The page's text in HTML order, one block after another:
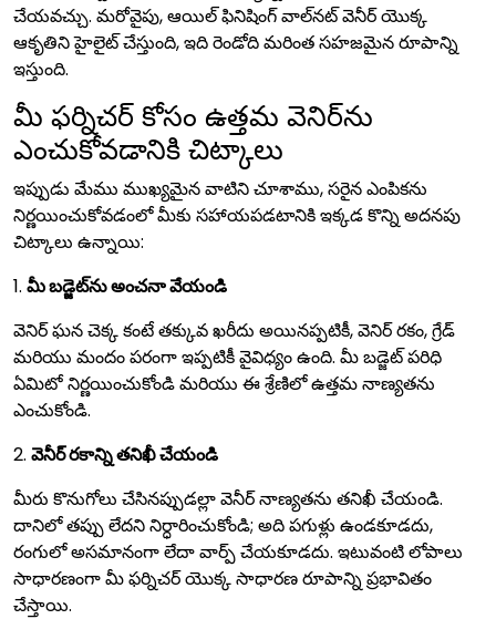
చేయవచ్చు. మరోవైపు, ఆయిల్ ఫినిషింగ్ వాల్‌నట్ వెనీర్ యొక్క
ఆకృతిని హైలైట్ చేస్తుంది, ఇది రెండోది మరింత సహజమైన రూపాన్ని
ఇస్తుంది.
మీ ఫర్నిచర్ కోసం ఉత్తమ వెనిర్‌ను
ఎంచుకోవడానికి చిట్కాలు
ఇప్పుడు మేము ముఖ్యమైన వాటిని చూశాము, సరైన ఎంపికను
నిర్ణయించుకోవడంలో మీకు సహాయపడటానికి ఇక్కడ కొన్ని అదనపు
చిట్కాలు ఉన్నాయి:
1. మీ బడ్జెట్‌ను అంచనా వేయండి
వెనిర్ ఘన చెక్క కంటే తక్కువ ఖరీదు అయినప్పటికీ, వెనిర్ రకం, గ్రేడ్
మరియు మందం పరంగా ఇప్పటికీ వైవిధ్యం ఉంది. మీ బడ్జెట్ పరిధి
ఏమిటో నిర్ణయించుకోండి మరియు ఈ శ్రేణిలో ఉత్తమ నాణ్యతను
ఎంచుకోండి.
2. వెనీర్ రకాన్ని తనిఖీ చేయండి
మీరు కొనుగోలు చేసినప్పుడల్లా వెనీర్ నాణ్యతను తనిఖీ చేయండి.
దానిలో తప్పు లేదని నిర్ధారించుకోండి; అది పగుళ్లు ఉండకూడదు,
రంగులో అసమానంగా లేదా వార్ప్ చేయకూడదు. ఇటువంటి లోపాలు
సాధారణంగా మీ ఫర్నిచర్ యొక్క సాధారణ రూపాన్ని ప్రభావితం
చేస్తాయి.